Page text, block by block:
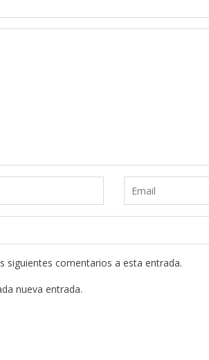
siguientes comentarios a esta entrada.
nueva entrada.